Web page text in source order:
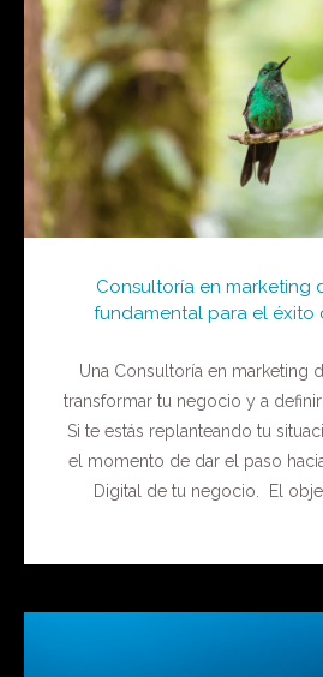
Consultoría en marketing
fundamental para el éxito
Una Consultoría en marketing
transformar tu negocio y a definir
Si te estás replanteando tu
el momento de dar el paso
Digital de tu negocio. El